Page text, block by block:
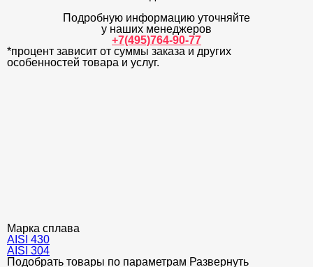
МЕТАЛЛИЧЕСКИЕ ПОРОГИ НАПОЛЬНЫЕ (ДЛЯ ПОЛА),
РАСКЛАДКА, ПЛИНТУС
ПОТОЛКИ
Подробную информацию уточняйте
у наших менеджеров
+7(495)764-90-77
*процент зависит от суммы заказа и других
особенностей товара и услуг.
Марка сплава
AISI 430
AISI 304
Подобрать товары по параметрам Развернуть